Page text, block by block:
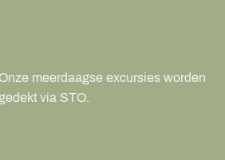
meerdaagse excursies worden
gedekt via STO.